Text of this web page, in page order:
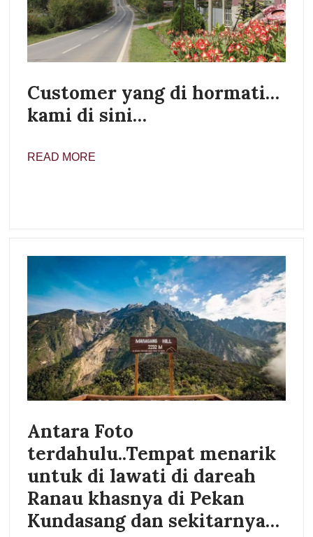
Customer yang di hormati…
kami di sini…
READ MORE
Antara Foto
terdahulu..Tempat menarik
untuk di lawati di dareah
Ranau khasnya di Pekan
Kundasang dan sekitarnya…